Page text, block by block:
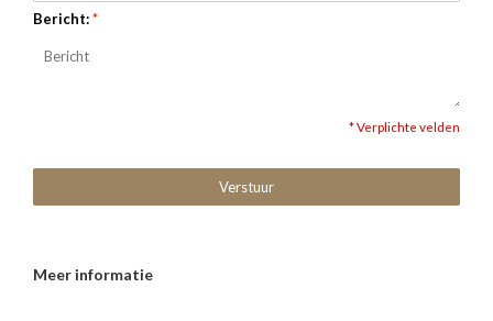
Bericht:*
* Verplichte velden
Verstuur
Meer informatie